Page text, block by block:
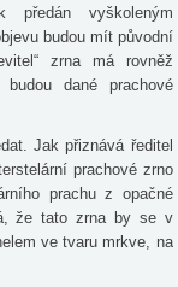
předán vyškoleným
budou mít původní
zrna má rovněž
dané prachové
Jak přiznává ředitel
prachové zrno
prachu z opačné
že tato zrna by se v
ve tvaru mrkve, na